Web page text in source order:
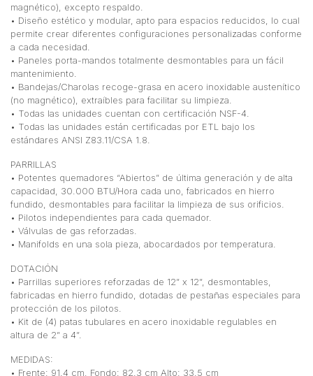
magnético), excepto respaldo.
• Diseño estético y modular, apto para espacios reducidos, lo cual
permite crear diferentes configuraciones personalizadas conforme
a cada necesidad.
• Paneles porta-mandos totalmente desmontables para un fácil
mantenimiento.
• Bandejas/Charolas recoge-grasa en acero inoxidable austenítico
(no magnético), extraíbles para facilitar su limpieza.
• Todas las unidades cuentan con certificación NSF-4.
• Todas las unidades están certificadas por ETL bajo los
estándares ANSI Z83.11/CSA 1.8.
PARRILLAS
• Potentes quemadores “Abiertos” de última generación y de alta
capacidad, 30.000 BTU/Hora cada uno, fabricados en hierro
fundido, desmontables para facilitar la limpieza de sus orificios.
• Pilotos independientes para cada quemador.
• Válvulas de gas reforzadas.
• Manifolds en una sola pieza, abocardados por temperatura.
DOTACIÓN
• Parrillas superiores reforzadas de 12” x 12”, desmontables,
fabricadas en hierro fundido, dotadas de pestañas especiales para
protección de los pilotos.
• Kit de (4) patas tubulares en acero inoxidable regulables en
altura de 2” a 4”.
MEDIDAS:
• Frente: 91.4 cm, Fondo: 82.3 cm Alto: 33.5 cm